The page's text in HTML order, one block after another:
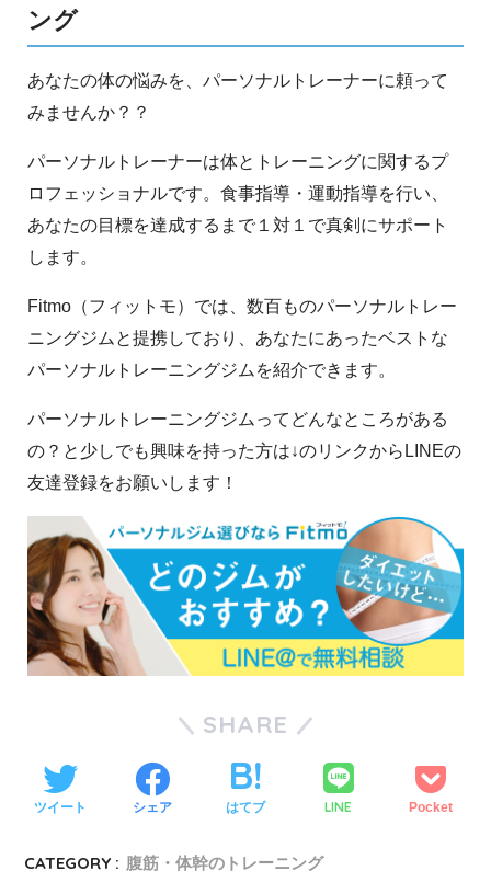
ング
あなたの体の悩みを、パーソナルトレーナーに頼って
みませんか？？
パーソナルトレーナーは体とトレーニングに関するプ
ロフェッショナルです。食事指導・運動指導を行い、
あなたの目標を達成するまで１対１で真剣にサポート
します。
Fitmo（フィットモ）では、数百ものパーソナルトレー
ニングジムと提携しており、あなたにあったベストな
パーソナルトレーニングジムを紹介できます。
パーソナルトレーニングジムってどんなところがある
の？と少しでも興味を持った方は↓のリンクからLINEの
友達登録をお願いします！
SHARE
ツイート シェア はてブ LINE Pocket
CATEGORY : 腹筋・体幹のトレーニング